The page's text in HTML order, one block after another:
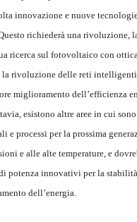
innovazione e nuove
richiederà una rivoluzione,
ricerca sul fotovoltaico con
rivoluzione delle reti intelligenti
miglioramento dell’efficienza
esistono altre aree in cui
e processi per la prossima
e alle alte temperature, e
potenza innovativi per la
dell’energia.